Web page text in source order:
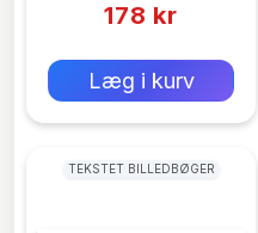
178 kr
Læg i kurv
TEKSTET BILLEDBØGER